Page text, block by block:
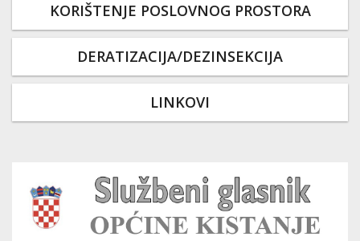
KORIŠTENJE POSLOVNOG PROSTORA
DERATIZACIJA/DEZINSEKCIJA
LINKOVI